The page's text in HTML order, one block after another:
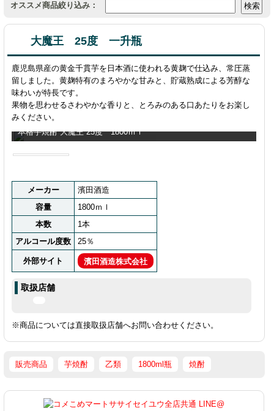
オススメ商品絞り込み：
大魔王 25度 一升瓶
鹿児島県産の黄金千貫芋を日本酒に使われる黄麹で仕込み、常圧蒸
留しました。黄麹特有のまろやかな甘みと、貯蔵熟成による芳醇な
味わいが特長です。
果物を思わせるさわやかな香りと、とろみのある口あたりをお楽し
みください。
本格芋焼酎 大魔王 25度 1800ｍｌ
メーカー
濱田酒造
容量
1800ｍｌ
本数
1本
アルコール度数
25％
外部サイト 濱田酒造株式会社
取扱店舗
※商品については直接取扱店舗へお問い合わせください。
販売商品 芋焼酎 乙類 1800ml瓶 焼酎